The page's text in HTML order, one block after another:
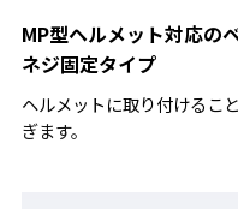
MP型ヘルメット対応の
ネジ固定タイプ
ヘルメットに取り付けるこ
ぎます。